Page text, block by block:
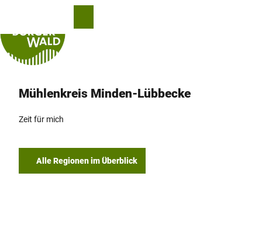
I
l
© Teutoburger Wald Tourismus, D. Ketz
Mühlenkreis Minden-Lübbecke
Zeit für mich
Alle Regionen im Überblick